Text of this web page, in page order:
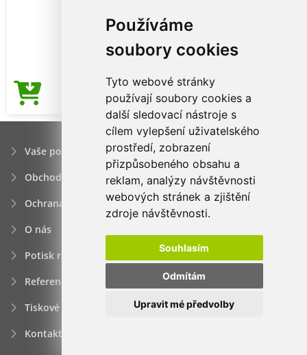
Používáme
soubory cookies
Tyto webové stránky
používají soubory cookies a
další sledovací nástroje s
cílem vylepšení uživatelského
prostředí, zobrazení
přizpůsobeného obsahu a
reklam, analýzy návštěvnosti
webových stránek a zjištění
zdroje návštěvnosti.
Souhlasím
Odmítám
Upravit mé předvolby
Cena od116,18Kč
Vaše poptávka
Obchodní podmínky
Ochrana osobních údajú
O nás
Potisk reklamních předmětů
Reference
Tiskové zprávy
Kontakt